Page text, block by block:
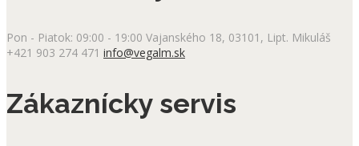
môžete
vybrať
produktu.
Pon - Piatok: 09:00 - 19:00 Vajanského 18, 03101, Lipt. Mikuláš
+421 903 274 471 info@vegalm.sk
Zákaznícky servis